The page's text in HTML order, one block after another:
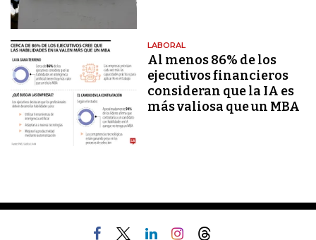
LABORAL
Al menos 86% de los
ejecutivos financieros
consideran que la IA es
más valiosa que un MBA